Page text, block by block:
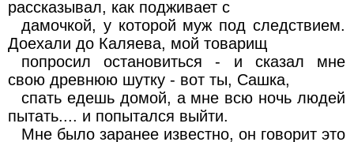
рассказывал, как подживает с
дамочкой, у которой муж под следствием.
Доехали до Каляева, мой товарищ
попросил остановиться - и сказал мне
свою древнюю шутку - вот ты, Сашка,
спать едешь домой, а мне всю ночь людей
пытать.... и попытался выйти.
Мне было заранее известно, он говорит это